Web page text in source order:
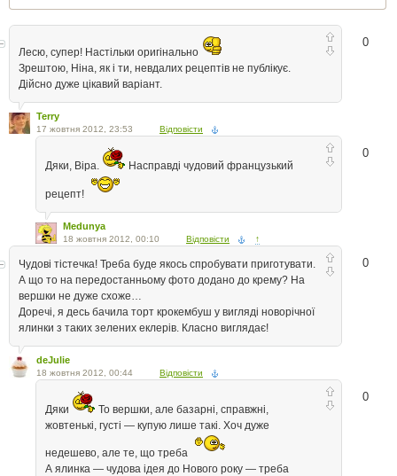
0
Лесю, супер! Настільки оригінально
Зрештою, Ніна, як і ти, невдалих рецептів не публікує.
Дійсно дуже цікавий варіант.
Terry
17 жовтня 2012, 23:53 Відповісти
0
Дяки, Віра. Насправді чудовий французький
рецепт!
Medunya
18 жовтня 2012, 00:10 Відповісти ↑
0
Чудові тістечка! Треба буде якось спробувати приготувати.
А що то на передостанньому фото додано до крему? На
вершки не дуже схоже…
Доречі, я десь бачила торт крокембуш у вигляді новорічної
ялинки з таких зелених еклерів. Класно виглядає!
deJulie
18 жовтня 2012, 00:44 Відповісти
0
Дяки
То вершки, але базарні, справжні,
жовтенькі, густі — купую лише такі. Хоч дуже
недешево, але те, що треба
А ялинка — чудова ідея до Нового року — треба